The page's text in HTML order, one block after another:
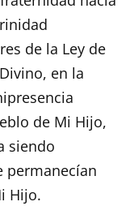
de la Ley de
en la
de Mi Hijo,
siendo
permanecían
Hijo.